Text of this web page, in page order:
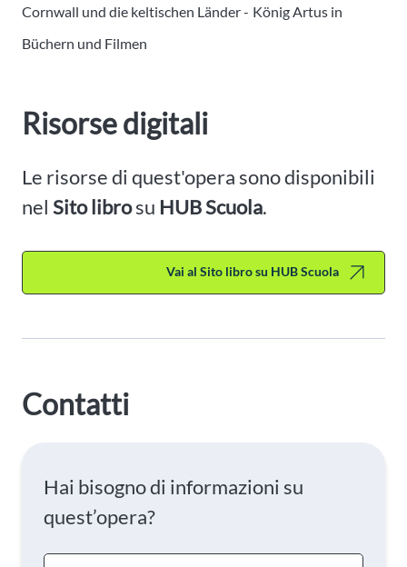
Cornwall und die keltischen Länder - König Artus in
Büchern und Filmen
Risorse digitali
Le risorse di quest'opera sono disponibili
nel Sito librosu HUB Scuola.
Vai al Sito libro su HUB Scuola
Contatti
Hai bisogno di informazioni su
quest’opera?